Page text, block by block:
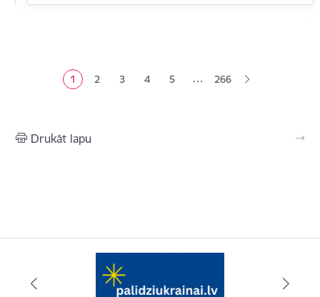
Pašreizējā lapa
1 Lapa
2 Lapa
3 Lapa
4 Lapa
5 … 266
Drukāt lapu